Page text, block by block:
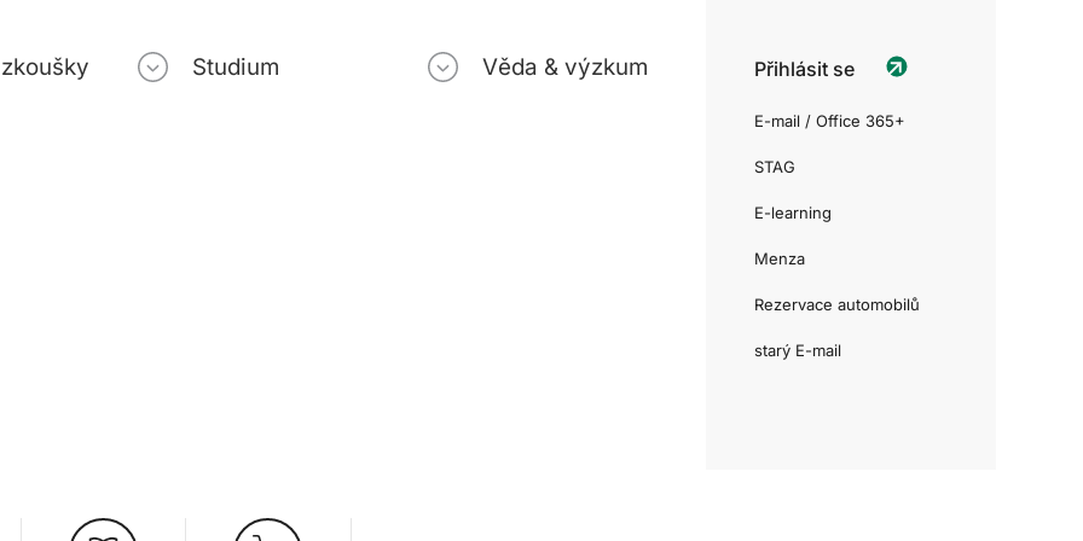
Studium Věda & výzkum Přihlásit se
E-mail / Office 365+
STAG
E-learning
Menza
Rezervace automobilů
starý E-mail